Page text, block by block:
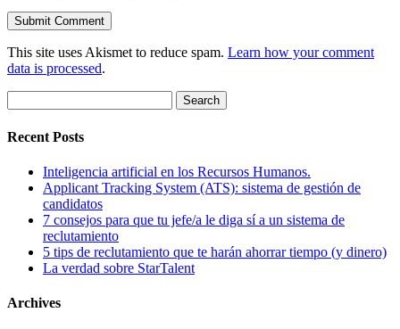
This site uses Akismet to reduce spam. Learn how your comment
data is processed.
for:
Recent Posts
Inteligencia artificial en los Recursos Humanos.
Applicant Tracking System (ATS): sistema de gestión de
candidatos
7 consejos para que tu jefe/a le diga sí a un sistema de
reclutamiento
5 tips de reclutamiento que te harán ahorrar tiempo (y dinero)
La verdad sobre StarTalent
Archives